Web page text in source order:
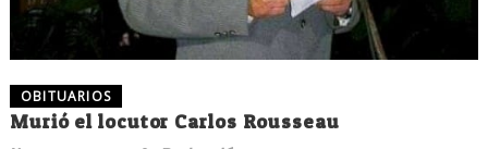
OBITUARIOS
Murió el locutor Carlos Rousseau